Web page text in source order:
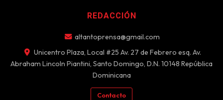
REDACCIÓN
altantoprensa@gmail.com
Unicentro Plaza, Local #25 Av. 27 de Febrero esq. Av.
Abraham Lincoln Piantini, Santo Domingo, D.N. 10148 República
Dominicana
Contacto